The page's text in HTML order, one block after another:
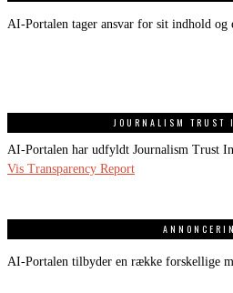
AI-Portalen tager ansvar for sit indhold og
JOURNALISM
AI-Portalen har udfyldt Journalism Trust
Vis Transparency Report
AI-Portalen tilbyder en række forskellige